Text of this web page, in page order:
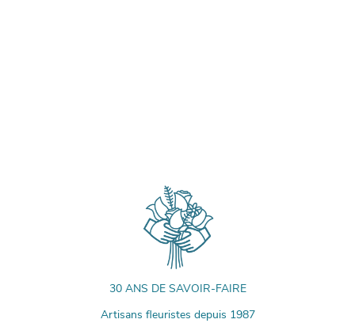
30 ANS DE SAVOIR-FAIRE
Artisans fleuristes depuis 1987